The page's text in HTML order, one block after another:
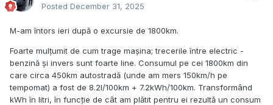
Posted December 31, 2025
M-am întors ieri după o excursie de 1800km.
Foarte mulțumit de cum trage mașina; trecerile între electric -
benzină și invers sunt foarte line. Consumul pe cei 1800km din
care circa 450km autostradă (unde am mers 150km/h pe
tempomat) a fost de 8.2l/100km + 7.2kWh/100km. Transformând
kWh în litri, în funcție de cât am plătit pentru ei rezultă un consum